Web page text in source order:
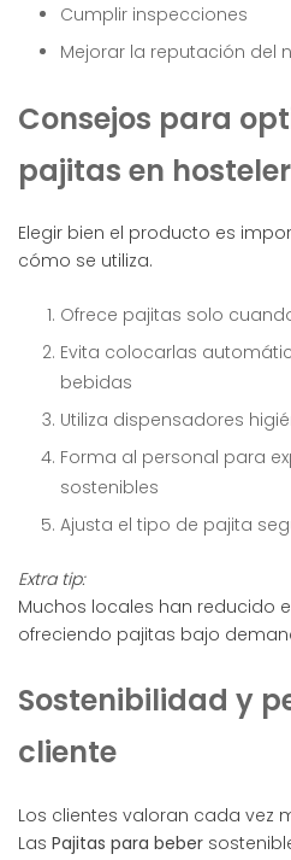
Cumplir inspecciones
Mejorar la reputación del
Consejos para
pajitas en
Elegir bien el producto es
cómo se utiliza.
Ofrece pajitas solo
Evita colocarlas
bebidas
Utiliza dispensadores
Forma al personal para
sostenibles
Ajusta el tipo de pajita
Extra tip:
Muchos locales han reducido
ofreciendo pajitas bajo
Sostenibilidad y
cliente
Los clientes valoran cada vez
Las Pajitas para beber